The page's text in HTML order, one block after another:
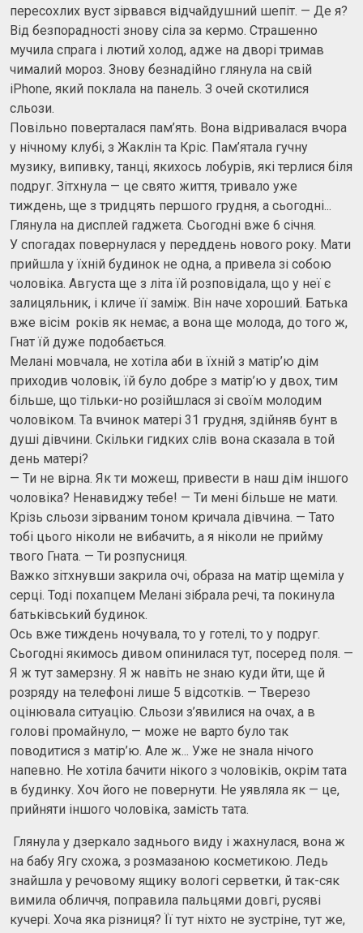
пересохлих вуст зірвався відчайдушний шепіт. — Де я?
Від безпорадності знову сіла за кермо. Страшенно
мучила спрага і лютий холод, адже на дворі тримав
чималий мороз. Знову безнадійно глянула на свій
iPhone, який поклала на панель. З очей скотилися
сльози.
Повільно поверталася пам’ять. Вона відривалася вчора
у нічному клубі, з Жаклін та Кріс. Пам’ятала гучну
музику, випивку, танці, якихось лобурів, які терлися біля
подруг. Зітхнула — це свято життя, тривало уже
тиждень, ще з тридцять першого грудня, а сьогодні...
Глянула на дисплей гаджета. Сьогодні вже 6 січня.
У спогадах повернулася у переддень нового року. Мати
прийшла у їхній будинок не одна, а привела зі собою
чоловіка. Августа ще з літа їй розповідала, що у неї є
залицяльник, і кличе її заміж. Він наче хороший. Батька
вже вісім років як немає, а вона ще молода, до того ж,
Гнат їй дуже подобається.
Мелані мовчала, не хотіла аби в їхній з матір’ю дім
приходив чоловік, їй було добре з матір’ю у двох, тим
більше, що тільки-но розійшлася зі своїм молодим
чоловіком. Та вчинок матері 31 грудня, здійняв бунт в
душі дівчини. Скільки гидких слів вона сказала в той
день матері?
— Ти не вірна. Як ти можеш, привести в наш дім іншого
чоловіка? Ненавиджу тебе! — Ти мені більше не мати.
Крізь сльози зірваним тоном кричала дівчина. — Тато
тобі цього ніколи не вибачить, а я ніколи не прийму
твого Гната. — Ти розпусниця.
Важко зітхнувши закрила очі, образа на матір щеміла у
серці. Тоді похапцем Мелані зібрала речі, та покинула
батьківський будинок.
Ось вже тиждень ночувала, то у готелі, то у подруг.
Сьогодні якимось дивом опинилася тут, посеред поля. —
Я ж тут замерзну. Я ж навіть не знаю куди йти, ще й
розряду на телефоні лише 5 відсотків. — Тверезо
оцінювала ситуацію. Сльози з’явилися на очах, а в
голові промайнуло, — може не варто було так
поводитися з матір’ю. Але ж... Уже не знала нічого
напевно. Не хотіла бачити нікого з чоловіків, окрім тата
в будинку. Хоч його не повернути. Не уявляла як — це,
прийняти іншого чоловіка, замість тата.
Глянула у дзеркало заднього виду і жахнулася, вона ж
на бабу Ягу схожа, з розмазаною косметикою. Ледь
знайшла у речовому ящику вологі серветки, й так-сяк
вимила обличчя, поправила пальцями довгі, русяві
кучері. Хоча яка різниця? Її тут ніхто не зустріне, тут же,